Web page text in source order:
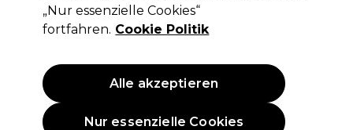
(7)
ANGEBOT
„Nur essenzielle Cookies“
fortfahren. Cookie Politik
Nur essenzielle Cookies
Alle akzeptieren